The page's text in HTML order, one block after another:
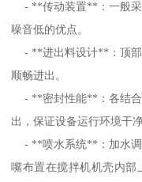
- **传动装置**：一般采
噪音低的优点。
- **进出料设计**：顶部
顺畅进出。
- **密封性能**：各结合
出，保证设备运行环境干净
- **喷水系统**：加水调
嘴布置在搅拌机机壳内部